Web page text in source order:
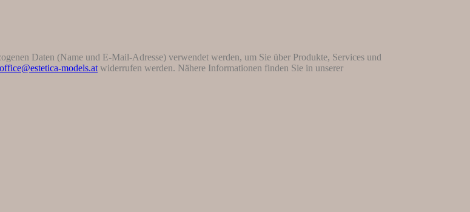
Daten (Name und E-Mail-Adresse) verwendet werden, um Sie über Produkte, Services und
office@estetica-models.at widerrufen werden. Nähere Informationen finden Sie in unserer